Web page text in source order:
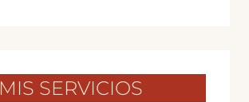
MIS SERVICIOS